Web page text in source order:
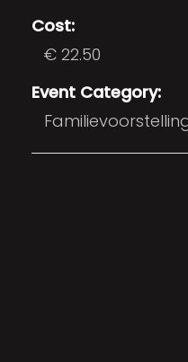
Cost:
€ 22.50
Event Category: